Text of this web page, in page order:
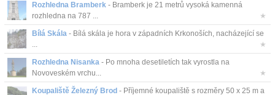
Rozhledna Bramberk - Bramberk je 21 metrů vysoká kamenná
rozhledna na 787 ...
★
Bílá Skála - Bílá skála je hora v západních Krkonoších, nacházející se
...
★
Rozhledna Nisanka - Po mnoha desetiletích tak vyrostla na
Novoveském vrchu...
★
Koupaliště Železný Brod - Příjemné koupaliště s rozměry 50 x 25 m a